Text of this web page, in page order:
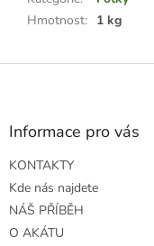
Hmotnost: 1 kg
Z
Informace pro vás
KONTAKTY
Kde nás najdete
NÁŠ PŘÍBĚH
O AKÁTU